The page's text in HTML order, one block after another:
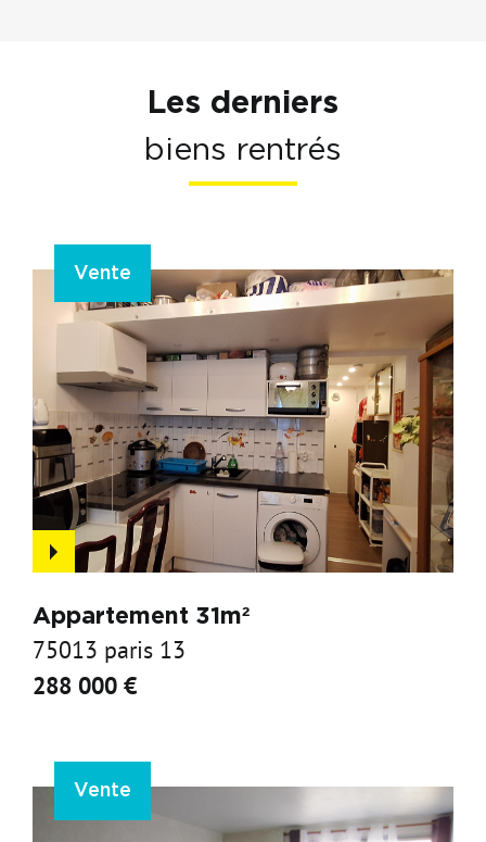
Les derniers
biens rentrés
Vente
Appartement 31m²
75013 paris 13
288 000 €
Vente